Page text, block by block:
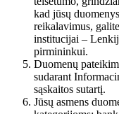
kad jūsų
reikalavimus,
institucijai –
pirmininkui.
Duomenų
sudarant
sąskaitos sutartį.
Jūsų asmens